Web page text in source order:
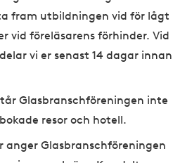
fram utbildningen vid för lågt
vid föreläsarens förhinder. Vid
vi er senast 14 dagar innan
Glasbranschföreningen inte
resor och hotell.
anger Glasbranschföreningen